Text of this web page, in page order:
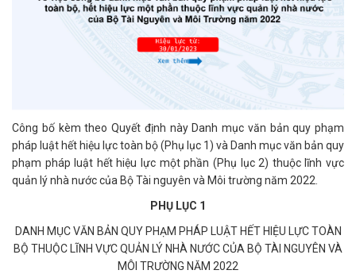
Công bố kèm theo Quyết định này Danh mục văn bản quy phạm
pháp luật hết hiệu lực toàn bộ (Phụ lục 1) và Danh mục văn bản quy
phạm pháp luật hết hiệu lực một phần (Phụ lục 2) thuộc lĩnh vực
quản lý nhà nước của Bộ Tài nguyên và Môi trường năm 2022.
PHỤ LỤC 1
DANH MỤC VĂN BẢN QUY PHẠM PHÁP LUẬT HẾT HIỆU LỰC TOÀN
BỘ THUỘC LĨNH VỰC QUẢN LÝ NHÀ NƯỚC CỦA BỘ TÀI NGUYÊN VÀ
MÔI TRƯỜNG NĂM 2022